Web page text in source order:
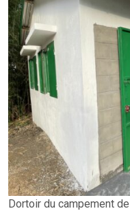
Dortoir du campement